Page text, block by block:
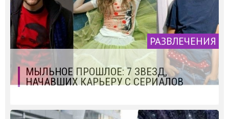
РАЗВЛЕЧЕНИЯ
МЫЛЬНОЕ ПРОШЛОЕ: 7 ЗВЕЗД,
НАЧАВШИХ КАРЬЕРУ С СЕРИАЛОВ